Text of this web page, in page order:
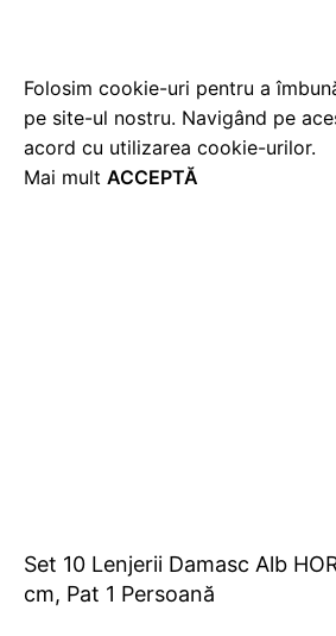
Folosim cookie-uri pentru a
pe site-ul nostru. Navigând pe
acord cu utilizarea cookie-urilor.
Mai mult ACCEPTĂ
Set 10 Lenjerii Damasc Alb
cm, Pat 1 Persoană